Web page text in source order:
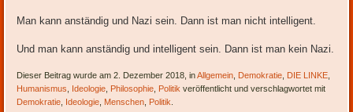
Man kann anständig und Nazi sein. Dann ist man nicht intelligent.
Und man kann anständig und intelligent sein. Dann ist man kein Nazi.
Dieser Beitrag wurde am 2. Dezember 2018, inAllgemein Demokratie DIE LINKE
Humanismus
Ideologie Philosophie Politik veröffentlicht und verschlagwortet mit
Demokratie Ideologie Menschen Politik